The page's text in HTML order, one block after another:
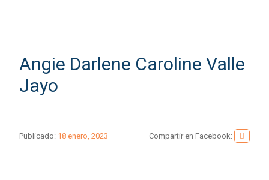
Angie Darlene Caroline Valle
Jayo
Publicado: 18 enero, 2023 Compartir en Facebook: